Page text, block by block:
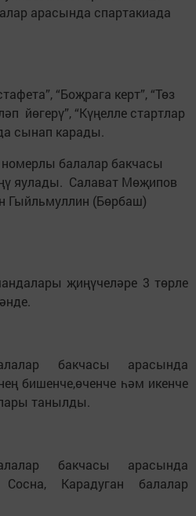
арасында спартакиада
“Боҗрага керт”, “Төз
йөгерү”, “Күңелле стартлар
сынап карады.
балалар бакчасы
яулады. Салават Мөҗипов
Гыйльмуллин (Бөрбаш)
җиңүчеләре 3 төрле
бакчасы арасында
бишенче,өченче һәм икенче
танылды.
бакчасы арасында
Карадуган балалар